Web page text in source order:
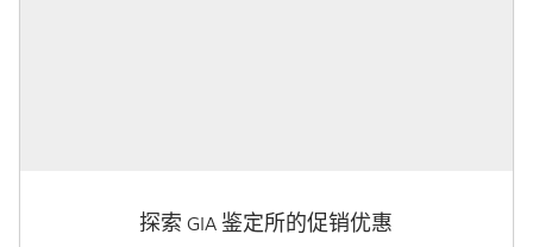
探索 GIA 鉴定所的促销优惠